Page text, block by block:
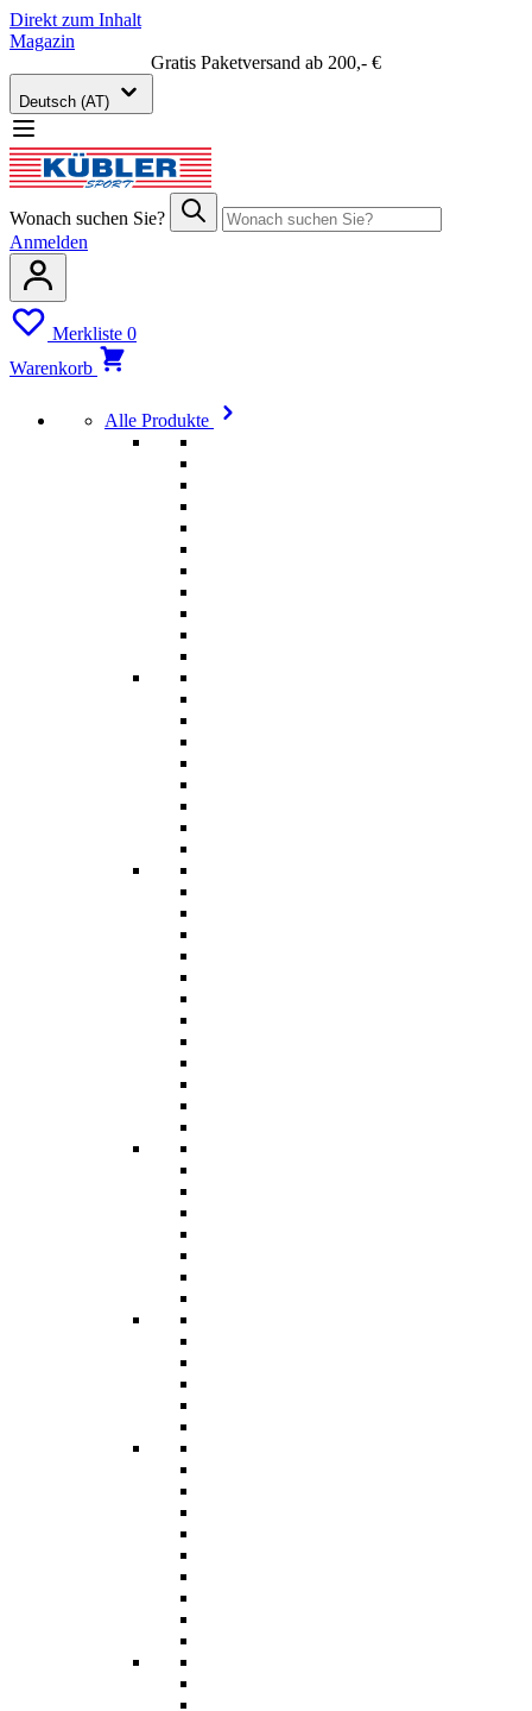
Direkt zum Inhalt
Magazin
Gratis Paketversand ab 200,- €
Deutsch (AT)
Wonach suchen Sie?
Anmelden
Merkliste 0
Warenkorb
Alle Produkte